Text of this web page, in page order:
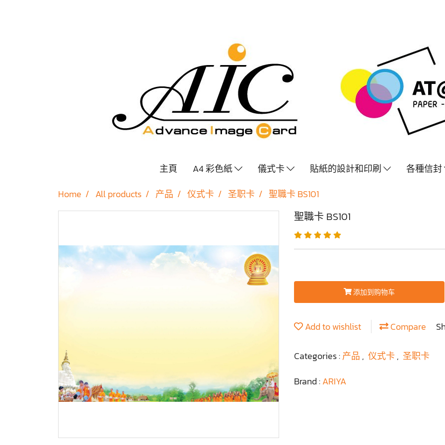
主頁 A4 彩色紙 儀式卡 貼紙的設計和印刷
各種信封
Home
All products 产品 仪式卡 圣职卡 聖職卡 BS101
聖職卡 BS101
添加到购物车
Add to wishlist Compare
Categories :产品 , 仪式卡 , 圣职卡
Brand :ARIYA